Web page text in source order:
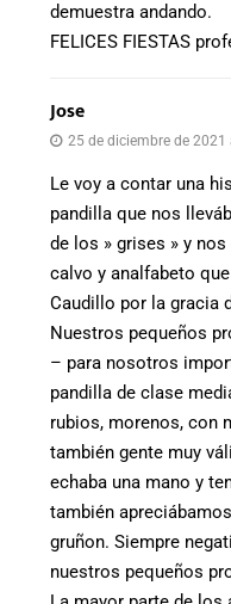
demuestra andando.
FELICES FIESTAS
Jose
25 de diciembre de 2021
Le voy a contar una
pandilla que nos
de los » grises » y
calvo y analfabeto
Caudillo por la gracia
Nuestros pequeños
– para nosotros
pandilla de clase
rubios, morenos, con
también gente muy
echaba una mano y
también
gruñon. Siempre
nuestros pequeños